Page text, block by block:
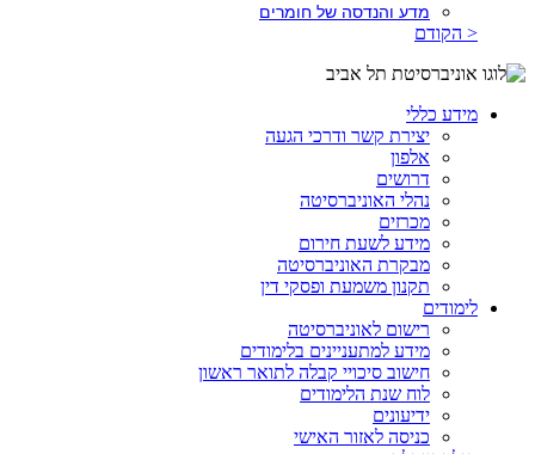
מדע והנדסה של חומרים
< הקודם
מידע כללי
יצירת קשר ודרכי הגעה
אלפון
דרושים
נהלי האוניברסיטה
מכרזים
מידע לשעת חירום
מבקרת האוניברסיטה
תקנון משמעת ופסקי דין
לימודים
רישום לאוניברסיטה
מידע למתעניינים בלימודים
חישוב סיכויי קבלה לתואר ראשון
לוח שנת הלימודים
ידיעונים
כניסה לאזור האישי